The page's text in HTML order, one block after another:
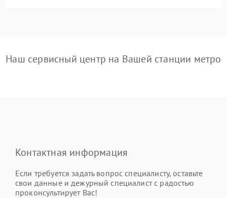
Наш сервисный центр на Вашей станции метро
Контактная информация
Если требуется задать вопрос специалисту, оставьте
свои данные и дежурный специалист с радостью
проконсультирует Вас!